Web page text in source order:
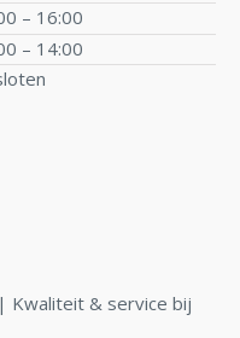
– 16:00
– 14:00
Kwaliteit & service bij